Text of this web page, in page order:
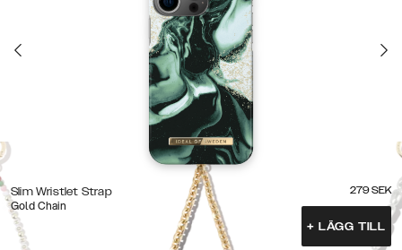
Slim Wristlet Strap
Gold Chain
279 SEK
+ LÄGG TILL